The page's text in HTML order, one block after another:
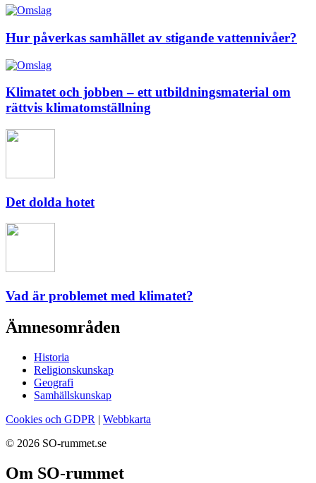
Hur påverkas samhället av stigande vattennivåer?
Klimatet och jobben – ett utbildningsmaterial om
rättvis klimatomställning
Det dolda hotet
Vad är problemet med klimatet?
Ämnesområden
Historia
Religionskunskap
Geografi
Samhällskunskap
Cookies och GDPR | Webbkarta
© 2026 SO-rummet.se
Om SO-rummet